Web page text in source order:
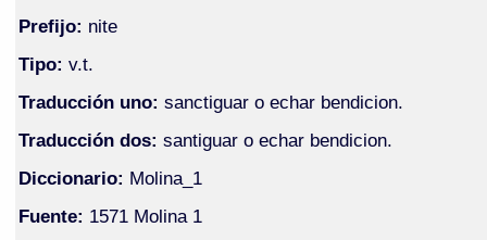
Prefijo: nite
Tipo: v.t.
Traducción uno: sanctiguar o echar bendicion.
Traducción dos: santiguar o echar bendicion.
Diccionario: Molina_1
Fuente: 1571 Molina 1